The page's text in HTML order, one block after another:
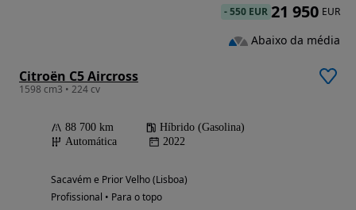
Citroën C5 Aircross
1598 cm3 • 224 cv
88 700 km
Híbrido (Gasolina)
Automática
2022
Sacavém e Prior Velho (Lisboa)
Profissional • Para o topo
-550 EUR 21 950 EUR
Abaixo da média